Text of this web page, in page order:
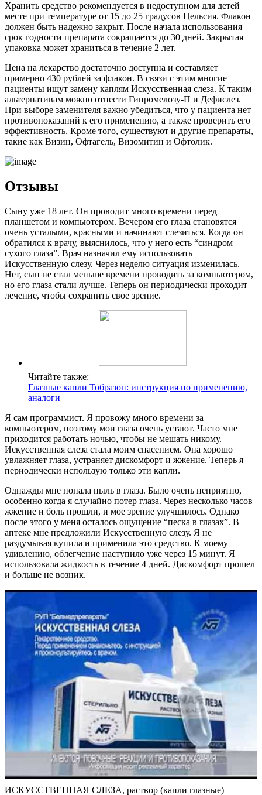
Хранить средство рекомендуется в недоступном для детей
месте при температуре от 15 до 25 градусов Цельсия. Флакон
должен быть надежно закрыт. После начала использования
срок годности препарата сокращается до 30 дней. Закрытая
упаковка может храниться в течение 2 лет.
Цена на лекарство достаточно доступна и составляет
примерно 430 рублей за флакон. В связи с этим многие
пациенты ищут замену каплям Искусственная слеза. К таким
альтернативам можно отнести Гипромелозу-П и Дефислез.
При выборе заменителя важно убедиться, что у пациента нет
противопоказаний к его применению, а также проверить его
эффективность. Кроме того, существуют и другие препараты,
такие как Визин, Офтагель, Визомитин и Офтолик.
Отзывы
Сыну уже 18 лет. Он проводит много времени перед
планшетом и компьютером. Вечером его глаза становятся
очень усталыми, красными и начинают слезиться. Когда он
обратился к врачу, выяснилось, что у него есть “синдром
сухого глаза”. Врач назначил ему использовать
Искусственную слезу. Через неделю ситуация изменилась.
Нет, сын не стал меньше времени проводить за компьютером,
но его глаза стали лучше. Теперь он периодически проходит
лечение, чтобы сохранить свое зрение.
Читайте также:
Глазные капли Тобразон: инструкция по применению,
аналоги
Я сам программист. Я провожу много времени за
компьютером, поэтому мои глаза очень устают. Часто мне
приходится работать ночью, чтобы не мешать никому.
Искусственная слеза стала моим спасением. Она хорошо
увлажняет глаза, устраняет дискомфорт и жжение. Теперь я
периодически использую только эти капли.
Однажды мне попала пыль в глаза. Было очень неприятно,
особенно когда я случайно потер глаза. Через несколько часов
жжение и боль прошли, и мое зрение улучшилось. Однако
после этого у меня осталось ощущение “песка в глазах”. В
аптеке мне предложили Искусственную слезу. Я не
раздумывая купила и применила это средство. К моему
удивлению, облегчение наступило уже через 15 минут. Я
использовала жидкость в течение 4 дней. Дискомфорт прошел
и больше не возник.
ИСКУССТВЕННАЯ СЛЕЗА, раствор (капли глазные)